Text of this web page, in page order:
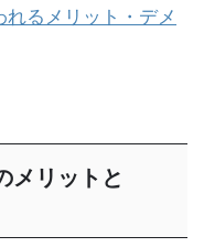
るメリット・デメ
メリットと